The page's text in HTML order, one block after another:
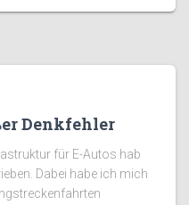
Denkfehler
für E-Autos hab
Dabei habe ich mich